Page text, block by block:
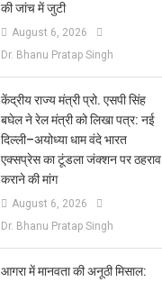
की जांच में जुटी
August 6, 2026
Dr. Bhanu Pratap Singh
केंद्रीय राज्य मंत्री प्रो. एसपी सिंह
बघेल ने रेल मंत्री को लिखा पत्र: नई
दिल्ली–अयोध्या धाम वंदे भारत
एक्सप्रेस का टूंडला जंक्शन पर ठहराव
कराने की मांग
August 6, 2026
Dr. Bhanu Pratap Singh
आगरा में मानवता की अनूठी मिसाल: